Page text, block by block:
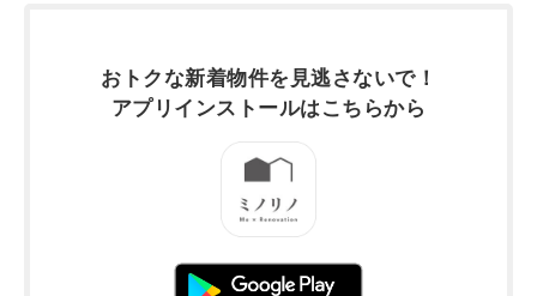
おトクな新着物件を 見逃さないで！
アプリインストールはこちらから